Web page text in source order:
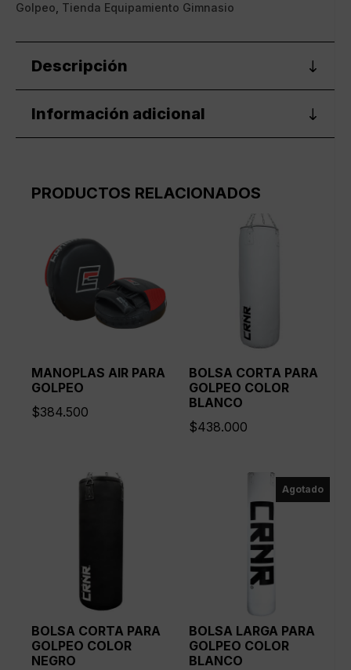
Golpeo Tienda Equipamiento Gimnasio
Descripción
Información adicional
PRODUCTOS RELACIONADOS
MANOPLAS AIR PARA
GOLPEO
$384.500
BOLSA CORTA PARA
GOLPEO COLOR
BLANCO
$438.000
BOLSA CORTA PARA
GOLPEO COLOR
NEGRO
Agotado
BOLSA LARGA PARA
GOLPEO COLOR
BLANCO